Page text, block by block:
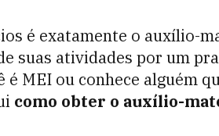
é exatamente o auxílio-
suas atividades por um
é MEI ou conhece alguém
como obter o auxílio-